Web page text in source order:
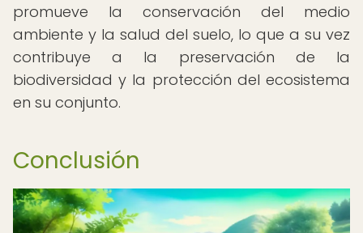
promueve la conservación del medio
ambiente y la salud del suelo, lo que a su vez
contribuye a la preservación de la
biodiversidad y la protección del ecosistema
en su conjunto.
Conclusión